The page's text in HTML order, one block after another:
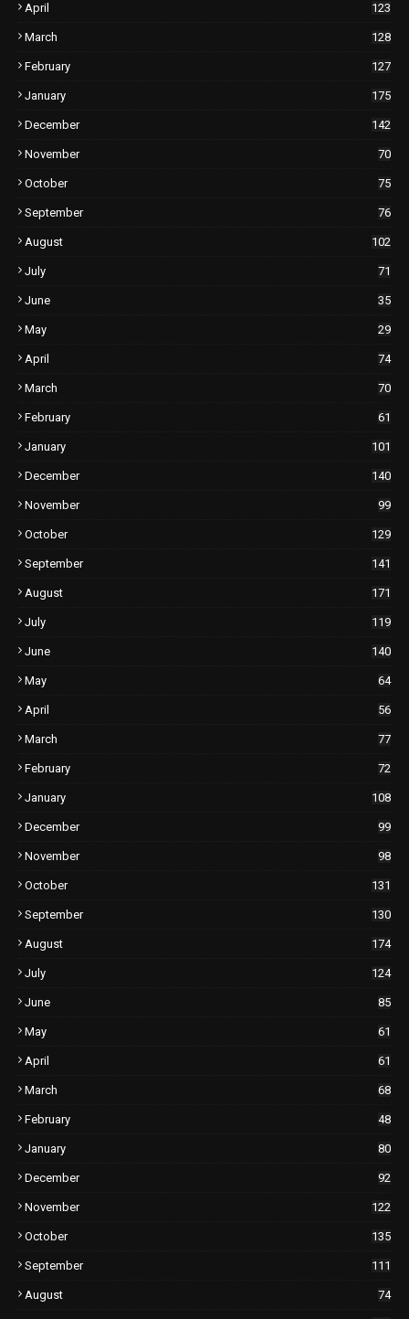
April 123
March 128
February 127
January 175
December 142
November 70
October 75
September 76
August 102
July 71
June 35
May 29
April 74
March 70
February 61
January 101
December 140
November 99
October 129
September 141
August 171
July 119
June 140
May 64
April 56
March 77
February 72
January 108
December 99
November 98
October 131
September 130
August 174
July 124
June 85
May 61
April 61
March 68
February 48
January 80
December 92
November 122
October 135
September 111
August 74